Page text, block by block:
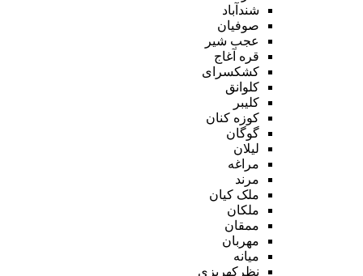
شندآباد
صوفیان
عجب شیر
قره آغاج
کشکسرای
کلوانق
کلیبر
کوزه کنان
گوگان
لیلان
مراغه
مرند
ملک کیان
ملکان
ممقان
مهربان
میانه
نظرکهریزی